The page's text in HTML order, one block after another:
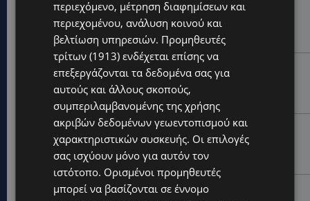
ΤΡΟΧΑΙΟ ΣΤΗΝ ΛΕΥΚΩΣΙΑ: Χειροπέδες και στη σύζυγο
του 27χρονου – Φέρεται να παραπλάνησε την
Αστυνομία
UPDATES
ΔΕΝ ΥΠΟΧΩΡΕΙ Ο ΚΑΥΣΩΝΑΣ: Νέα κίτρινη
προειδοποίηση για 40άρια – Πότε τίθεται σε ισχύ
UPDATES
VIRAL: Κοράκι πήρε στο κυνήγι γυναίκα – Η
απρόσμενη επίθεση καταγράφηκε σε βίντεο
UPDATES
περιεχόμενο, μέτρηση διαφημίσεων και
περιεχομένου, ανάλυση κοινού και
βελτίωση υπηρεσιών. Προμηθευτές
τρίτων (1913) ενδέχεται επίσης να
επεξεργάζονται τα δεδομένα σας για
αυτούς και άλλους σκοπούς,
συμπεριλαμβανομένης της χρήσης
ακριβών δεδομένων γεωεντοπισμού και
χαρακτηριστικών συσκευής. Οι επιλογές
σας ισχύουν μόνο για αυτόν τον
ιστότοπο. Ορισμένοι προμηθευτές
μπορεί να βασίζονται σε έννομο